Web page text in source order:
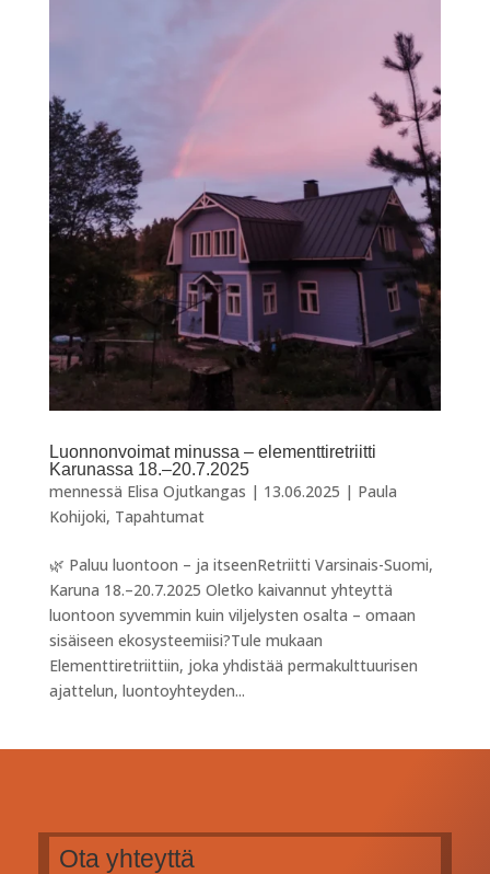
Luonnonvoimat minussa – elementtiretriitti
Karunassa 18.–20.7.2025
mennessä Elisa Ojutkangas | 13.06.2025 | Paula
Kohijoki, Tapahtumat
🌿 Paluu luontoon – ja itseenRetriitti Varsinais-Suomi,
Karuna 18.–20.7.2025 Oletko kaivannut yhteyttä
luontoon syvemmin kuin viljelysten osalta – omaan
sisäiseen ekosysteemiisi?Tule mukaan
Elementtiretriittiin, joka yhdistää permakulttuurisen
ajattelun, luontoyhteyden...
Ota yhteyttä